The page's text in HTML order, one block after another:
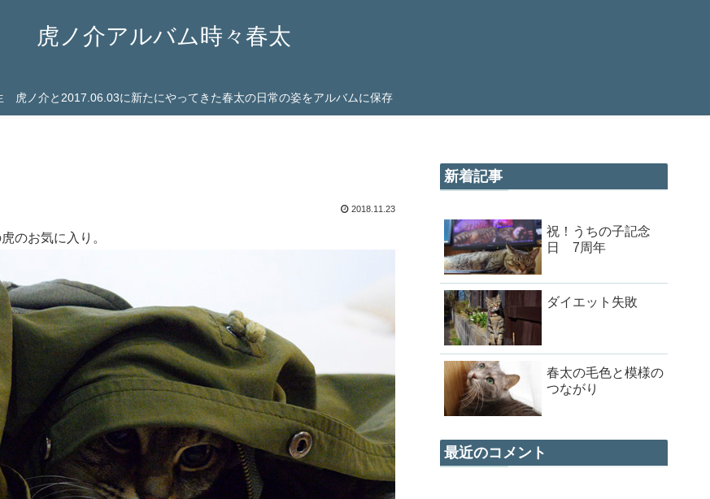
虎ノ介アルバム時々春太
虎ノ介と2017.06.03に新たにやってきた春太の日常の姿をアルバムに保存
2018.11.23
のお気に入り。
新着記事
祝！うちの子記念
日 7周年
ダイエット失敗
春太の毛色と模様の
つながり
最近のコメント